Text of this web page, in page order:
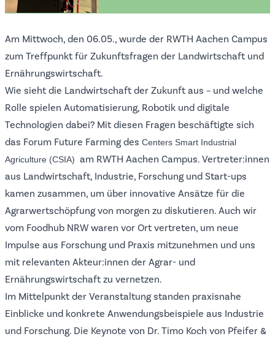
Am Mittwoch, den 06.05., wurde der RWTH Aachen Campus
zum Treffpunkt für Zukunftsfragen der Landwirtschaft und
Ernährungswirtschaft.
Wie sieht die Landwirtschaft der Zukunft aus – und welche
Rolle spielen Automatisierung, Robotik und digitale
Technologien dabei? Mit diesen Fragen beschäftigte sich
das Forum Future Farming des Centers Smart Industrial
Agriculture (CSIA) am RWTH Aachen Campus. Vertreter:innen
aus Landwirtschaft, Industrie, Forschung und Start-ups
kamen zusammen, um über innovative Ansätze für die
Agrarwertschöpfung von morgen zu diskutieren. Auch wir
vom Foodhub NRW waren vor Ort vertreten, um neue
Impulse aus Forschung und Praxis mitzunehmen und uns
mit relevanten Akteur:innen der Agrar- und
Ernährungswirtschaft zu vernetzen.
Im Mittelpunkt der Veranstaltung standen praxisnahe
Einblicke und konkrete Anwendungsbeispiele aus Industrie
und Forschung. Die Keynote von Dr. Timo Koch von Pfeifer &